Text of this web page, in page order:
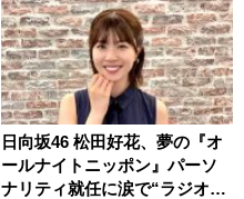
46松田好花の日向坂高校放送
部』公開収録イベントレポー
ト＜前編＞到着！
日向坂46 松田好花、夢の『オ
ールナイトニッポン』パーソ
ナリティ就任に涙で“ラジオ